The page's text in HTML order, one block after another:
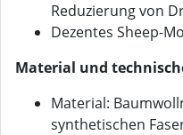
Reduzierung von
Dezentes Sheep-
Material und
Material:
synthetischen